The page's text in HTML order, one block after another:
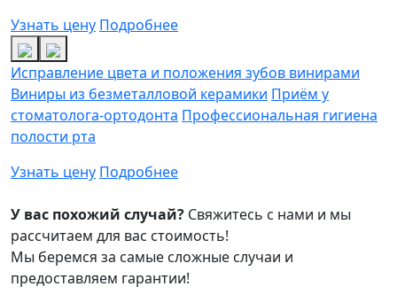
Узнать цену Подробнее
Исправление цвета и положения зубов винирами
Виниры из безметалловой керамики Приём у
стоматолога-ортодонта Профессиональная гигиена
полости рта
Узнать цену Подробнее
У вас похожий случай? Свяжитесь с нами и мы
расcчитаем для вас стоимость!
Мы беремся за самые сложные случаи и
предоставляем гарантии!